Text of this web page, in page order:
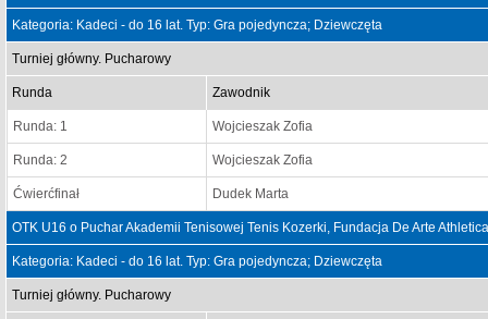
Kategoria: Kadeci - do 16 lat. Typ: Gra pojedyncza; Dziewczęta
Turniej główny. Pucharowy
Runda Zawodnik
Runda: 1 Wojcieszak Zofia
Runda: 2 Wojcieszak Zofia
Ćwierćfinał Dudek Marta
OTK U16 o Puchar Akademii Tenisowej Tenis Kozerki, Fundacja De Arte
Kategoria: Kadeci - do 16 lat. Typ: Gra pojedyncza; Dziewczęta
Turniej główny. Pucharowy